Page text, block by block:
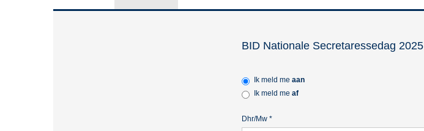
BID Nationale Secretaressedag 2025
Ik meld me aan
Ik meld me af
Dhr/Mw*